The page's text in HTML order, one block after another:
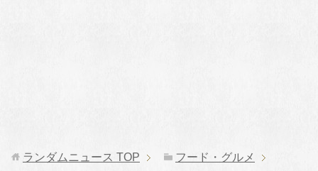
ランダムニュース TOP
フード・グルメ